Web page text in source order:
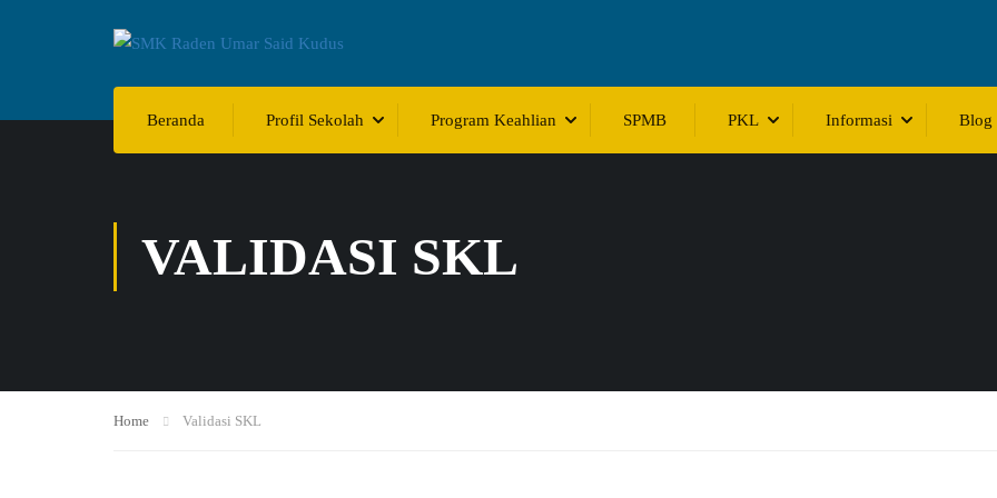
Beranda Profil Sekolah Program Keahlian SPMB PKL Informasi Blog
VALIDASI SKL
Home Validasi SKL